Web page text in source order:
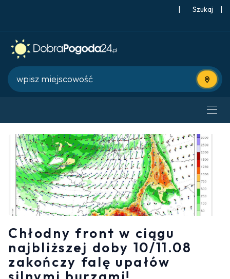
| |
Użyj
Chłodny front w ciągu
najbliższej doby 10/11.08
zakończy falę upałów